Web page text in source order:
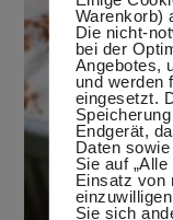
Warenkorb)
Die nicht-
bei der
Angebotes,
und werden
eingesetzt.
Endgerät,
Daten
Sie auf
Einsatz von
Sie sich